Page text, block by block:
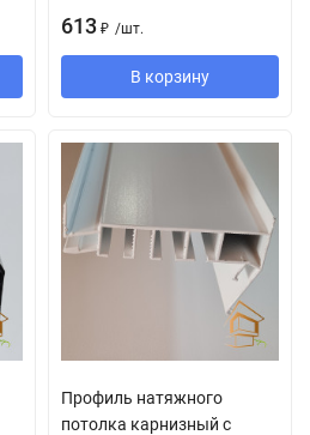
613 ₽ /шт.
В корзину
Профиль натяжного
потолка карнизный с